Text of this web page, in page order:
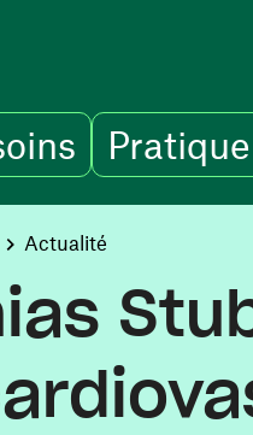
Pratique
Actualité